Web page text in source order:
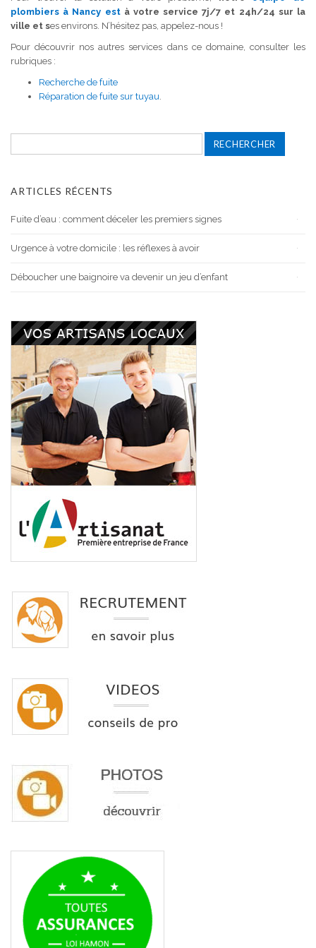
plombiers à Nancy està votre service 7j/7 et 24h/24 sur la
ville et ses environs. N’hésitez pas, appelez-nous !
Pour découvrir nos autres services dans ce domaine, consulter les
rubriques :
Recherche de fuite
Réparation de fuite sur tuyau
ARTICLES RÉCENTS
Fuite d’eau : comment déceler les premiers signes
Urgence à votre domicile : les réflexes à avoir
Déboucher une baignoire va devenir un jeu d’enfant